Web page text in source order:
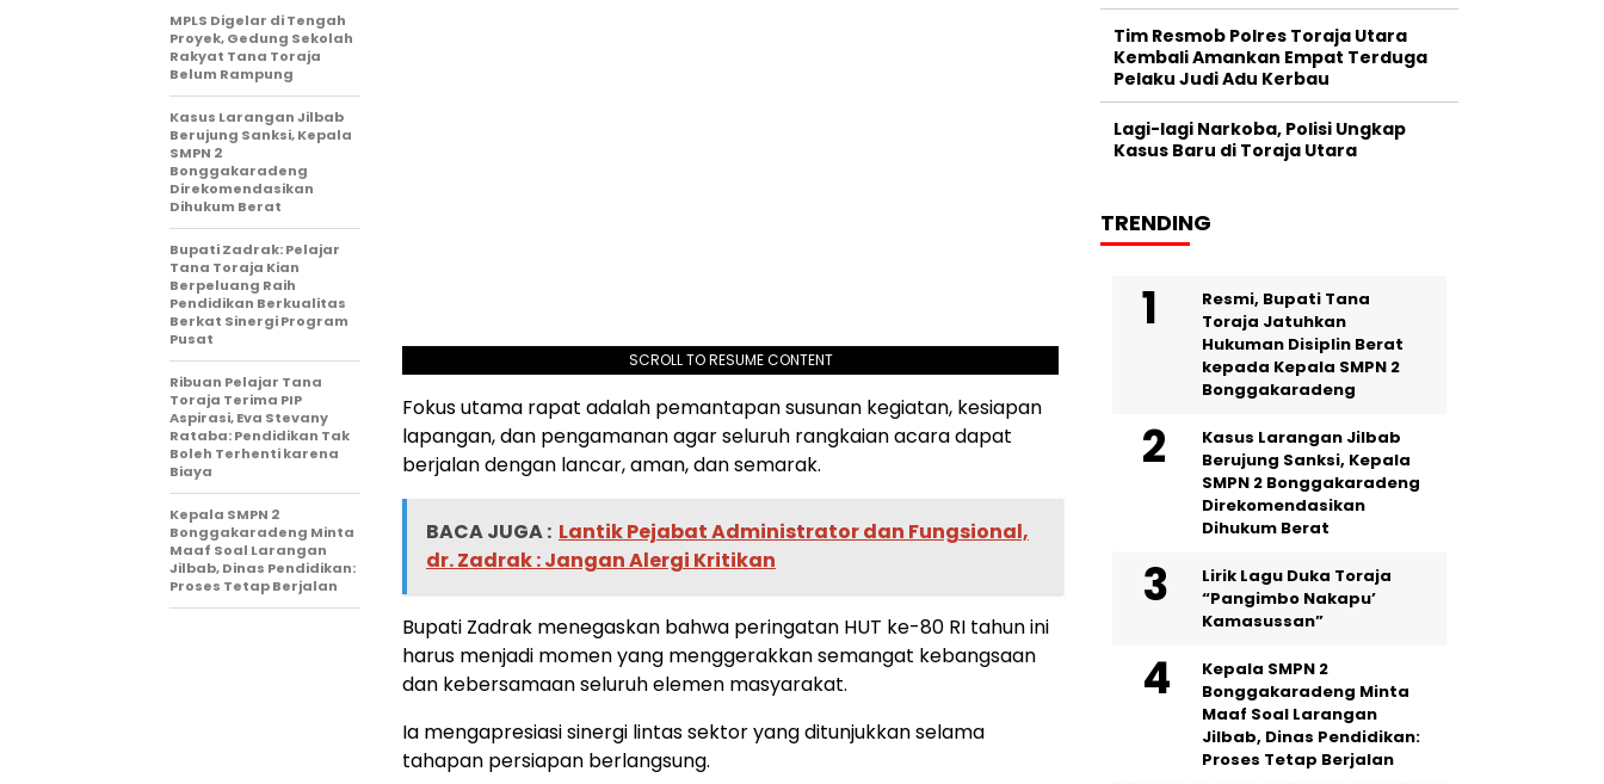
SCROLL TO RESUME CONTENT
Fokus utama rapat adalah pemantapan susunan kegiatan, kesiapan
lapangan, dan pengamanan agar seluruh rangkaian acara dapat
berjalan dengan lancar, aman, dan semarak.
BACA JUGA : Lantik Pejabat Administrator dan Fungsional,
dr. Zadrak : Jangan Alergi Kritikan
Bupati Zadrak menegaskan bahwa peringatan HUT ke-80 RI tahun ini
harus menjadi momen yang menggerakkan semangat kebangsaan
dan kebersamaan seluruh elemen masyarakat.
Ia mengapresiasi sinergi lintas sektor yang ditunjukkan selama
tahapan persiapan berlangsung.
MPLS Digelar di Tengah
Proyek, Gedung Sekolah
Rakyat Tana Toraja
Belum Rampung
Kasus Larangan Jilbab
Berujung Sanksi, Kepala
SMPN 2
Bonggakaradeng
Direkomendasikan
Dihukum Berat
Bupati Zadrak: Pelajar
Tana Toraja Kian
Berpeluang Raih
Pendidikan Berkualitas
Berkat Sinergi Program
Pusat
Ribuan Pelajar Tana
Toraja Terima PIP
Aspirasi, Eva Stevany
Rataba: Pendidikan Tak
Boleh Terhenti karena
Biaya
Kepala SMPN 2
Bonggakaradeng Minta
Maaf Soal Larangan
Jilbab, Dinas Pendidikan:
Proses Tetap Berjalan
Tim Resmob Polres Toraja Utara
Kembali Amankan Empat Terduga
Pelaku Judi Adu Kerbau
Lagi-lagi Narkoba, Polisi Ungkap
Kasus Baru di Toraja Utara
TRENDING
Resmi, Bupati Tana
Toraja Jatuhkan
Hukuman Disiplin Berat
kepada Kepala SMPN 2
Bonggakaradeng
Kasus Larangan Jilbab
Berujung Sanksi, Kepala
SMPN 2 Bonggakaradeng
Direkomendasikan
Dihukum Berat
Lirik Lagu Duka Toraja
“Pangimbo Nakapu’
Kamasussan”
Kepala SMPN 2
Bonggakaradeng Minta
Maaf Soal Larangan
Jilbab, Dinas Pendidikan:
Proses Tetap Berjalan